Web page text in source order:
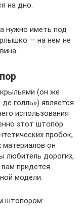
на дно.
нужно иметь под
— на нем не
(он же
голль») является
использования
этот штопор
пробок,
материалов он
любитель дорогих,
придётся
модели.
штопором: